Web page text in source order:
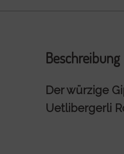
Beschreibung
Der würzige
Uetlibergerli